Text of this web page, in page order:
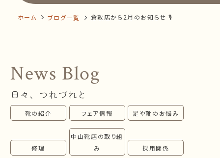
News&Blog
Company 会社概要
オンラインショップ
お問い合わせ
ホーム ブログ一覧 倉敷店から2月のお知らせ 🎙
News Blog
日々、つれづれと
靴の紹介 フェア情報 足や靴のお悩み
修理
中山靴店の取り組
み
採用関係